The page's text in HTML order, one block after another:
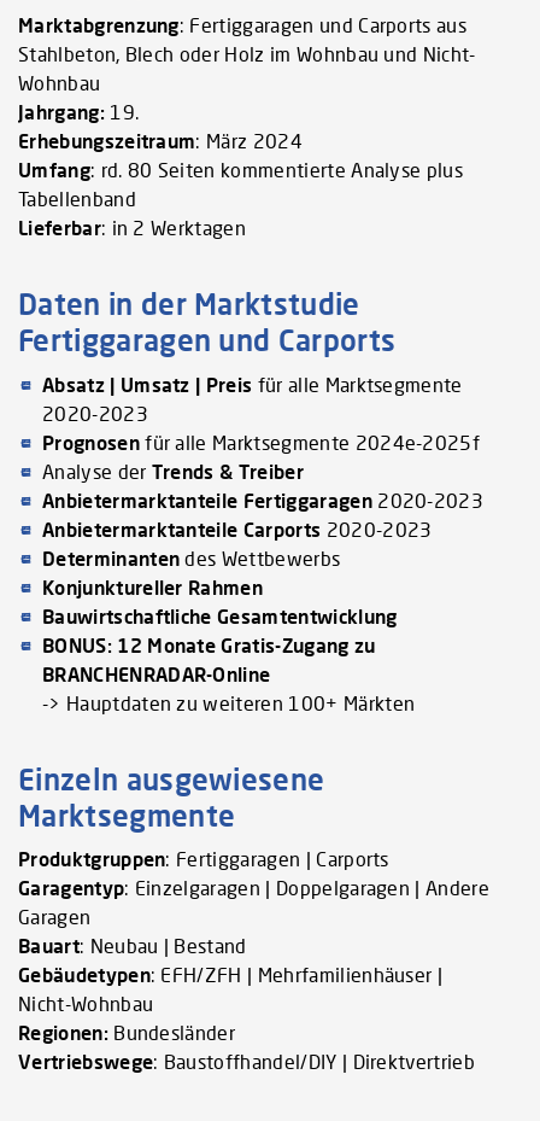
Marktabgrenzung: Fertiggaragen und Carports aus
Stahlbeton, Blech oder Holz im Wohnbau und Nicht-
Wohnbau
Jahrgang: 19.
Erhebungszeitraum: März 2024
Umfang: rd. 80 Seiten kommentierte Analyse plus
Tabellenband
Lieferbar: in 2 Werktagen
Daten in der Marktstudie
Fertiggaragen und Carports
Absatz | Umsatz | Preis für alle Marktsegmente
2020-2023
Prognosenfür alle Marktsegmente 2024e-2025f
Analyse der Trends & Treiber
Anbietermarktanteile Fertiggaragen2020-2023
Anbietermarktanteile Carports 2020-2023
Determinantendes Wettbewerbs
Konjunktureller Rahmen
Bauwirtschaftliche Gesamtentwicklung
BONUS: 12 Monate Gratis-Zugang zu
BRANCHENRADAR-Online
-> Hauptdaten zu weiteren 100+ Märkten
Einzeln ausgewiesene
Marktsegmente
Produktgruppen: Fertiggaragen | Carports
Garagentyp: Einzelgaragen | Doppelgaragen | Andere
Garagen
Bauart: Neubau | Bestand
Gebäudetypen: EFH/ZFH | Mehrfamilienhäuser |
Nicht-Wohnbau
Regionen: Bundesländer
Vertriebswege: Baustoffhandel/DIY | Direktvertrieb